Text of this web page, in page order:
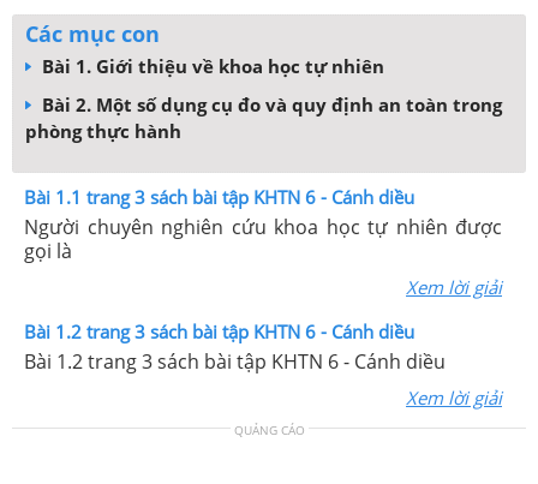
Các mục con
Bài 1. Giới thiệu về khoa học tự nhiên
Bài 2. Một số dụng cụ đo và quy định an toàn trong
phòng thực hành
Bài 1.1 trang 3 sách bài tập KHTN 6 - Cánh diều
Người chuyên nghiên cứu khoa học tự nhiên được
gọi là
Xem lời giải
Bài 1.2 trang 3 sách bài tập KHTN 6 - Cánh diều
Bài 1.2 trang 3 sách bài tập KHTN 6 - Cánh diều
Xem lời giải
QUẢNG CÁO